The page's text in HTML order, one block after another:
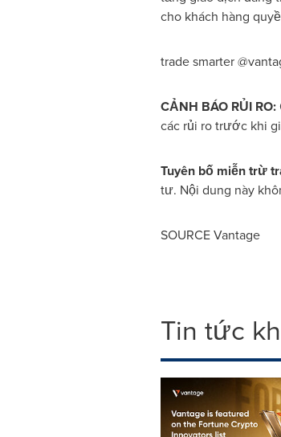
cho khách hàng
trade smarter
CẢNH BÁO RỦI RO:
các rủi ro trước khi
Tuyên bố miễn trừ
tư. Nội dung này
SOURCE Vantage
Tin tức